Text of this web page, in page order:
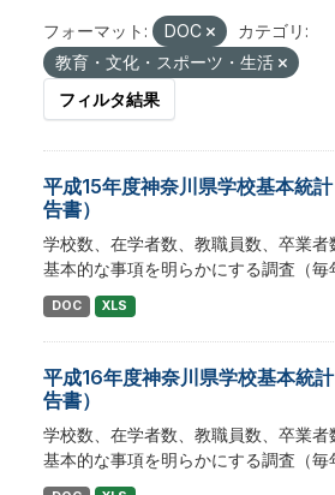
フォーマット: DOC
カテゴリ:
教育・文化・スポーツ・生活
フィルタ結果
平成15年度神奈川県学校基本統
告書）
学校数、在学者数、教職員数、卒業者
基本的な事項を明らかにする調査（毎
DOC XLS
平成16年度神奈川県学校基本統
告書）
学校数、在学者数、教職員数、卒業者
基本的な事項を明らかにする調査（毎